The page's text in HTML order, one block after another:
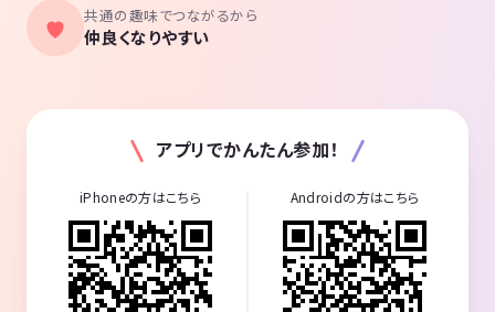
共通の趣味でつながるから
仲良くなりやすい
アプリでかんたん参加！
iPhoneの方はこちら Androidの方はこちら